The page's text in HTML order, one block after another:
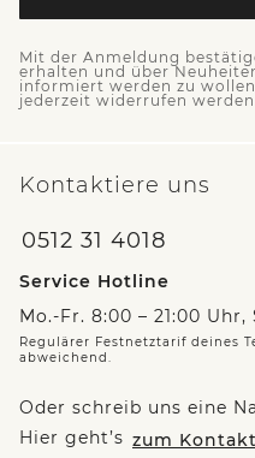
Mit der Anmeldung
erhalten und über
informiert werden zu
jederzeit widerrufen werden.
Kontaktiere uns
0512 31 4018
Service Hotline
Mo.-Fr. 8:00 – 21:00 Uhr,
Regulärer Festnetztarif deines
abweichend.
Oder schreib uns eine
Hier geht’s zum